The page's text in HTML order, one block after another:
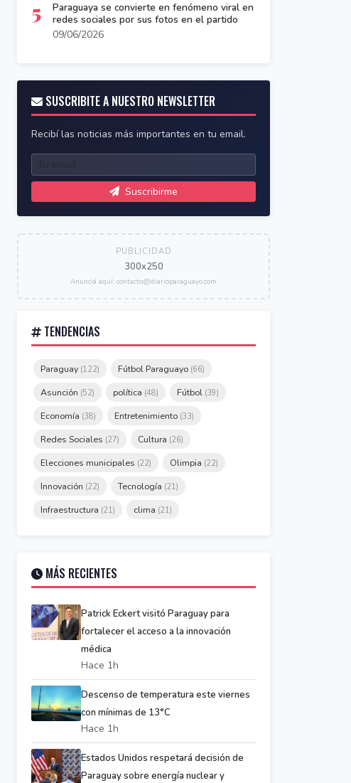
5
Paraguaya se convierte en fenómeno viral en
redes sociales por sus fotos en el partido
09/06/2026
SUSCRIBITE A NUESTRO NEWSLETTER
Recibí las noticias más importantes en tu email.
Suscribirme
PUBLICIDAD
300x250
Anunciá aquí: contacto@diarioparaguayo.com
TENDENCIAS
Paraguay (122) Fútbol Paraguayo (66)
Asunción (52) política (48) Fútbol (39)
Economía (38) Entretenimiento (33)
Redes Sociales (27) Cultura (26)
Elecciones municipales (22) Olimpia (22)
Innovación (22) Tecnología (21)
Infraestructura (21) clima (21)
MÁS RECIENTES
Patrick Eckert visitó Paraguay para
fortalecer el acceso a la innovación
médica
Hace 1h
Descenso de temperatura este viernes
con mínimas de 13°C
Hace 1h
Estados Unidos respetará decisión de
Paraguay sobre energía nuclear y